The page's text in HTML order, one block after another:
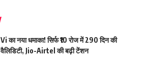
Vi का नया धमाका! सिर्फ ₹10 रोज में 290 दिन की
वैलिडिटी, Jio-Airtel की बढ़ी टेंशन